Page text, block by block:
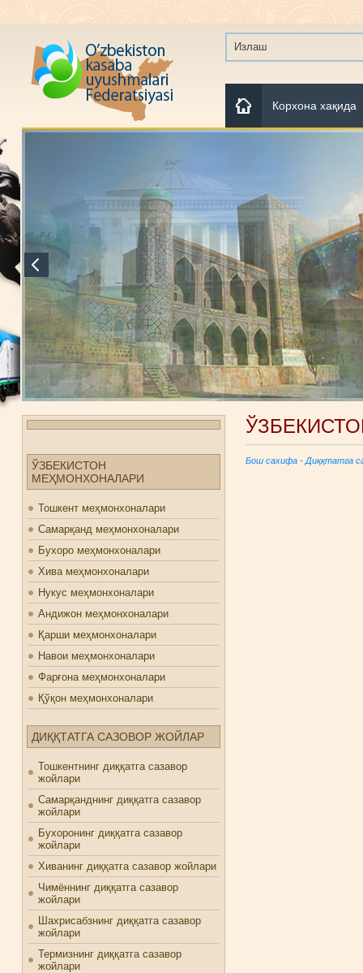
Корхона хақида
ЎЗБЕКИСТОН
МЕҲМОНХОНАЛАРИ
Тошкент меҳмонхоналари
Самарқанд меҳмонхоналари
Бухоро меҳмонхоналари
Хива меҳмонхоналари
Нукус меҳмонхоналари
Андижон меҳмонхоналари
Қарши меҳмонхоналари
Навои меҳмонхоналари
Фарғона меҳмонхоналари
Қўқон меҳмонхоналари
ДИҚҚТАТГА САЗОВОР ЖОЙЛАР
Тошкентнинг диққатга сазавор
жойлари
Самарқанднинг диққатга сазавор
жойлари
Бухоронинг диққатга сазавор
жойлари
Хиванинг диққатга сазавор жойлари
Чимённинг диққатга сазавор
жойлари
Шахрисабзнинг диққатга сазавор
жойлари
Термизнинг диққатга сазавор
жойлари
Бош сахифа - Диққтатга